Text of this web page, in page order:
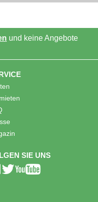
und keine Angebote
SIE UNS